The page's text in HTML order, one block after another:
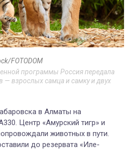
FOTODOM
программы Россия передала
— взрослых самца и самку и двух
в Алматы на
Центр «Амурский тигр» и
животных в пути.
до резервата «Иле-